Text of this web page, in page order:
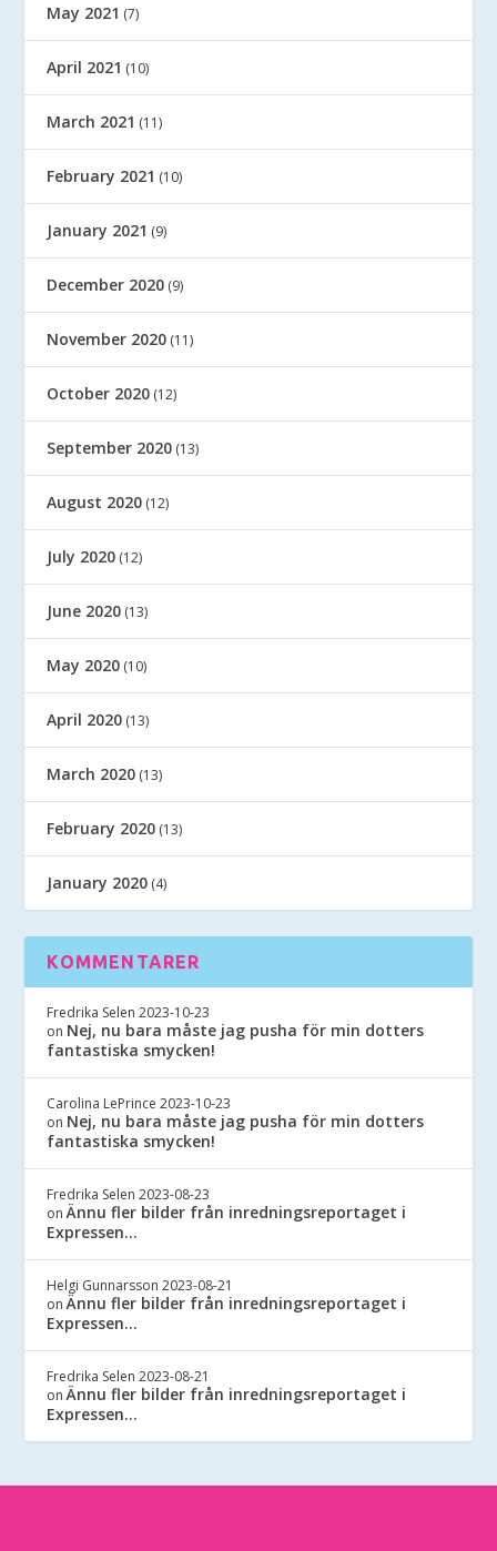
May 2021 (7)
April 2021 (10)
March 2021 (11)
February 2021 (10)
January 2021 (9)
December 2020 (9)
November 2020 (11)
October 2020 (12)
September 2020 (13)
August 2020 (12)
July 2020 (12)
June 2020 (13)
May 2020 (10)
April 2020 (13)
March 2020 (13)
February 2020 (13)
January 2020 (4)
KOMMENTARER
Fredrika Selen 2023-10-23
on Nej, nu bara måste jag pusha för min dotters
fantastiska smycken!
Carolina LePrince 2023-10-23
on Nej, nu bara måste jag pusha för min dotters
fantastiska smycken!
Fredrika Selen 2023-08-23
onÄnnu fler bilder från inredningsreportaget i
Expressen…
Helgi Gunnarsson 2023-08-21
onÄnnu fler bilder från inredningsreportaget i
Expressen…
Fredrika Selen 2023-08-21
onÄnnu fler bilder från inredningsreportaget i
Expressen…